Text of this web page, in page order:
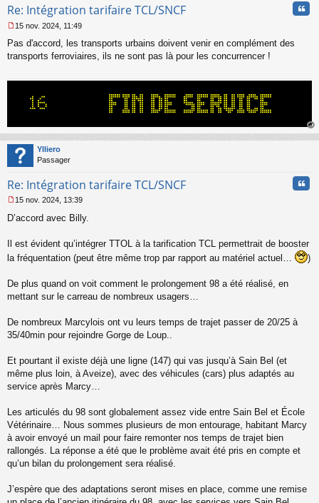
Re: Intégration tarifaire TCL/SNCF
e
s
n
l
u
15 nov. 2024, 11:49
Pas d'accord, les transports urbains doivent venir en complément des
transports ferroviaires, ils ne sont pas là pour les concurrencer !
au
Ylliero
Passager
Re: Intégration tarifaire TCL/SNCF
e
s
g
n
o
u
15 nov. 2024, 13:39
D’accord avec Billy.
Il est évident qu’intégrer TTOL à la tarification TCL permettrait de booster
la fréquentation (peut être même trop par rapport au matériel actuel…
)
De plus quand on voit comment le prolongement 98 a été réalisé, en
mettant sur le carreau de nombreux usagers…
De nombreux Marcylois ont vu leurs temps de trajet passer de 20/25 à
35/40min pour rejoindre Gorge de Loup..
Et pourtant il existe déjà une ligne (147) qui vas jusqu’à Sain Bel (et
même plus loin, à Aveize), avec des véhicules (cars) plus adaptés au
service après Marcy…
Les articulés du 98 sont globalement assez vide entre Sain Bel et École
Vétérinaire… Nous sommes plusieurs de mon entourage, habitant Marcy
à avoir envoyé un mail pour faire remonter nos temps de trajet bien
rallongés. La réponse a été que le problème avait été pris en compte et
qu’un bilan du prolongement sera réalisé.
J’espère que des adaptations seront mises en place, comme une remise